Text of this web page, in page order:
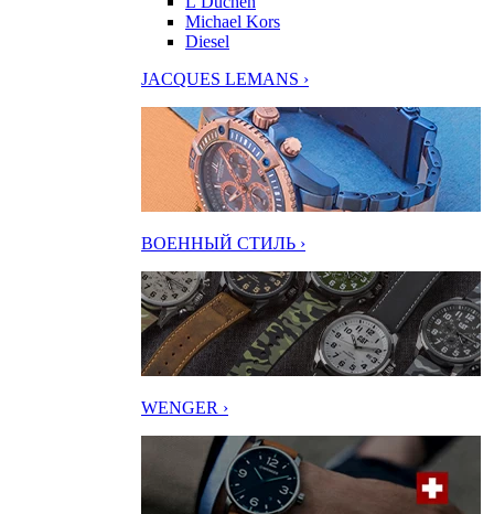
Michael Kors
Diesel
JACQUES LEMANS ›
ВОЕННЫЙ СТИЛЬ ›
WENGER ›